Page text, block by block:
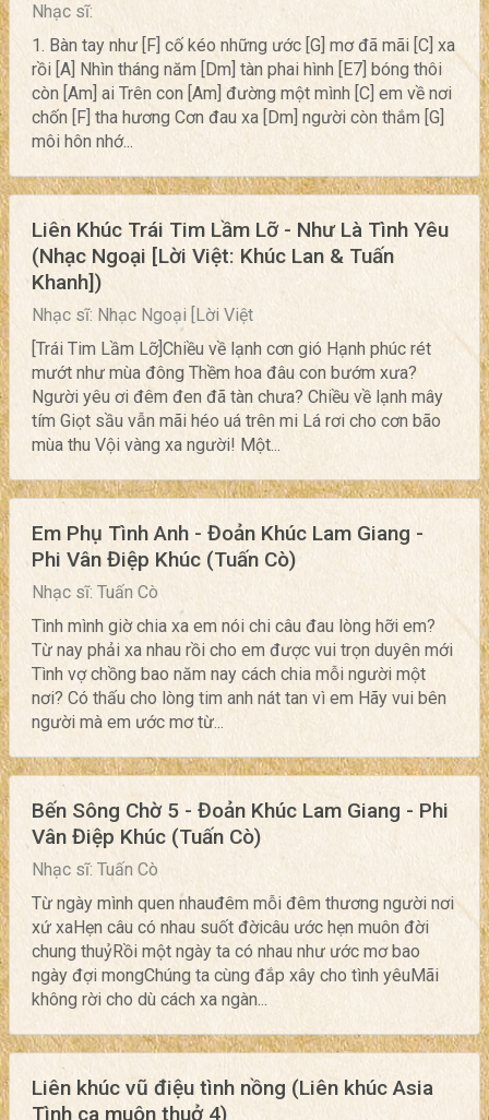
Nhạc sĩ:
1. Bàn tay như [F] cố kéo những ước [G] mơ đã mãi [C] xa
rồi [A] Nhìn tháng năm [Dm] tàn phai hình [E7] bóng thôi
còn [Am] ai Trên con [Am] đường một mình [C] em về nơi
chốn [F] tha hương Cơn đau xa [Dm] người còn thắm [G]
môi hôn nhớ...
Liên Khúc Trái Tim Lầm Lỡ - Như Là Tình Yêu
(Nhạc Ngoại [Lời Việt: Khúc Lan & Tuấn
Khanh])
Nhạc sĩ: Nhạc Ngoại [Lời Việt
[Trái Tim Lầm Lỡ]Chiều về lạnh cơn gió Hạnh phúc rét
mướt như mùa đông Thềm hoa đâu con bướm xưa?
Người yêu ơi đêm đen đã tàn chưa? Chiều về lạnh mây
tím Giọt sầu vẫn mãi héo uá trên mi Lá rơi cho cơn bão
mùa thu Vội vàng xa người! Một...
Em Phụ Tình Anh - Đoản Khúc Lam Giang -
Phi Vân Điệp Khúc (Tuấn Cò)
Nhạc sĩ: Tuấn Cò
Tình mình giờ chia xa em nói chi câu đau lòng hỡi em?
Từ nay phải xa nhau rồi cho em được vui trọn duyên mới
Tình vợ chồng bao năm nay cách chia mỗi người một
nơi? Có thấu cho lòng tim anh nát tan vì em Hãy vui bên
người mà em ước mơ từ...
Bến Sông Chờ 5 - Đoản Khúc Lam Giang - Phi
Vân Điệp Khúc (Tuấn Cò)
Nhạc sĩ: Tuấn Cò
Từ ngày mình quen nhauđêm mỗi đêm thương người nơi
xứ xaHẹn câu có nhau suốt đờicâu ước hẹn muôn đời
chung thuỷRồi một ngày ta có nhau như ước mơ bao
ngày đợi mongChúng ta cùng đắp xây cho tình yêuMãi
không rời cho dù cách xa ngàn...
Liên khúc vũ điệu tình nồng (Liên khúc Asia
Tình ca muôn thuở 4)